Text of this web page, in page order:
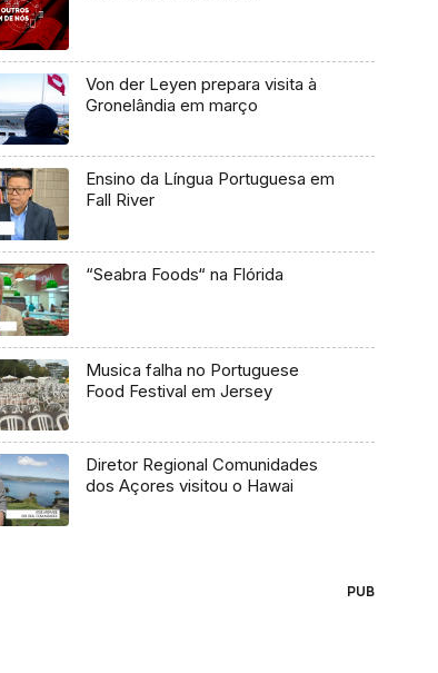
Von der Leyen prepara visita à
Gronelândia em março
Ensino da Língua Portuguesa em
Fall River
“Seabra Foods“ na Flórida
Musica falha no Portuguese
Food Festival em Jersey
Diretor Regional Comunidades
dos Açores visitou o Hawai
PUB